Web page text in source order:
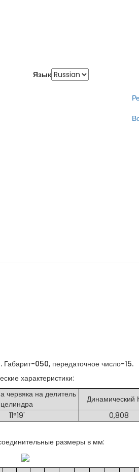
Язык
050, передаточное число-15.
характеристики:
червяка на делитель
целиндра
Динамический
11°19' 0,808
размеры в мм: